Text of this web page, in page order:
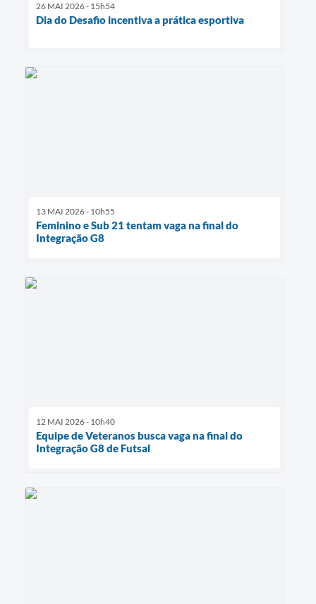
26 MAI 2026 - 15h54
Dia do Desafio incentiva a prática esportiva
13 MAI 2026 - 10h55
Feminino e Sub 21 tentam vaga na final do
Integração G8
12 MAI 2026 - 10h40
Equipe de Veteranos busca vaga na final do
Integração G8 de Futsal